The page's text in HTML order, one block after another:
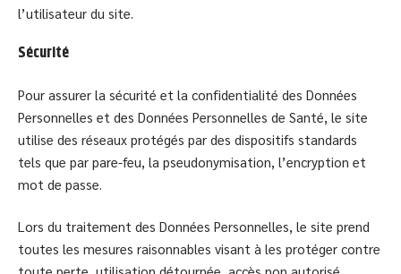
l’utilisateur du site.
Sécurité
Pour assurer la sécurité et la confidentialité des Données
Personnelles et des Données Personnelles de Santé, le site
utilise des réseaux protégés par des dispositifs standards
tels que par pare-feu, la pseudonymisation, l’encryption et
mot de passe.
Lors du traitement des Données Personnelles, le site prend
toutes les mesures raisonnables visant à les protéger contre